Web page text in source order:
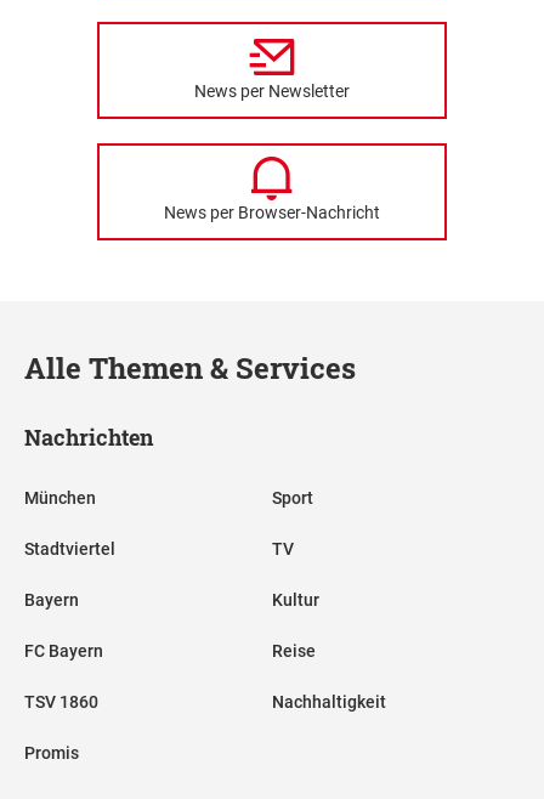
News per Newsletter
News per Browser-Nachricht
Alle Themen & Services
Nachrichten
München
Stadtviertel
Bayern
FC Bayern
TSV 1860
Promis
Sport
TV
Kultur
Reise
Nachhaltigkeit